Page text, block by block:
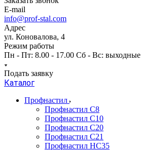
E-mail
info@prof-stal.com
Адрес
ул. Коновалова, 4
Режим работы
Пн - Пт: 8.00 - 17.00 Сб - Вс: выходные
Подать заявку
Каталог
Профнастил
Профнастил С8
Профнастил С10
Профнастил С20
Профнастил С21
Профнастил НС35